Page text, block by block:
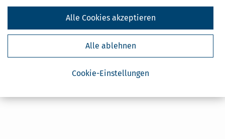
Cookie-Einstellungen
Alle ablehnen
Alle Cookies akzeptieren